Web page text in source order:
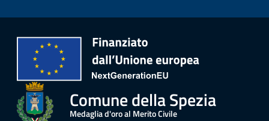
Comune della Spezia
Medaglia d'oro al Merito Civile